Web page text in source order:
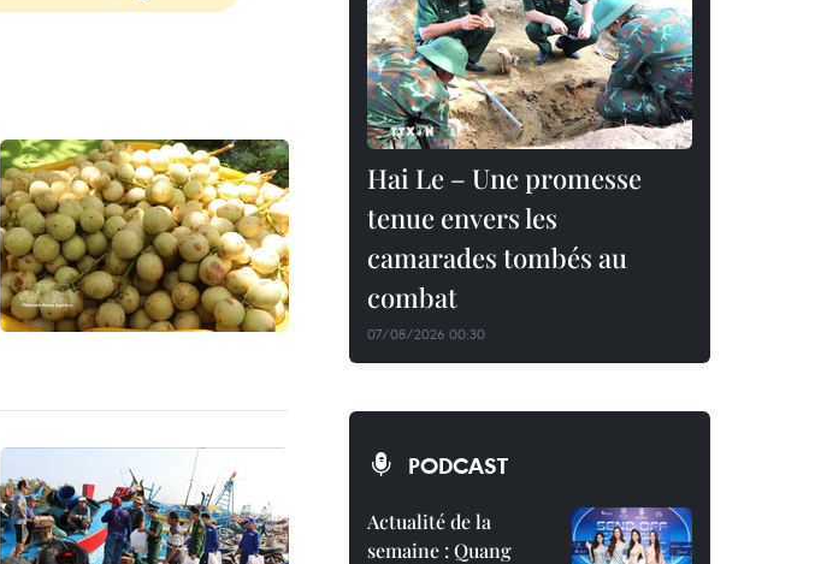
Hai Le – Une promesse
tenue envers les
camarades tombés au
combat
07/08/2026 00:30
PODCAST
Actualité de la
semaine : Quang